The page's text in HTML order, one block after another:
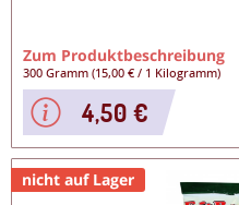
Zum Produktbeschreibung
300 Gramm(15,00 € / 1 Kilogramm)
4,50 €
nicht auf Lager